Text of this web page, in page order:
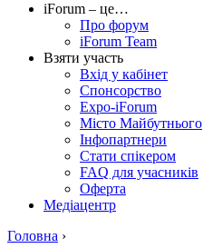
iForum – це…
Про форум
iForum Team
Взяти участь
Вхід у кабінет
Спонсорство
Expo-iForum
Місто Майбутнього
Інфопартнери
Стати спікером
FAQ для учасників
Оферта
Медіацентр
Головна ›